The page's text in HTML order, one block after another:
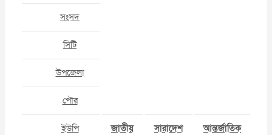
সংসদ
সিটি
উপজেলা
পৌর
ইউপি জাতীয় সারাদেশ আন্তর্জাতিক